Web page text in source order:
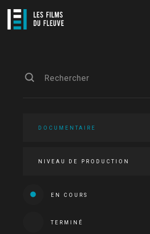
DOCUMENTAIRE
NIVEAU DE PRODUCTION
EN COURS
TERMINÉ